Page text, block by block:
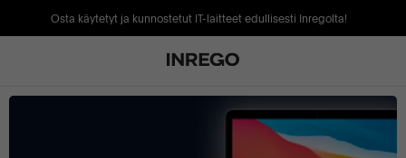
Osta käytetyt ja kunnostetut IT-laitteet edullisesti Inregolta!